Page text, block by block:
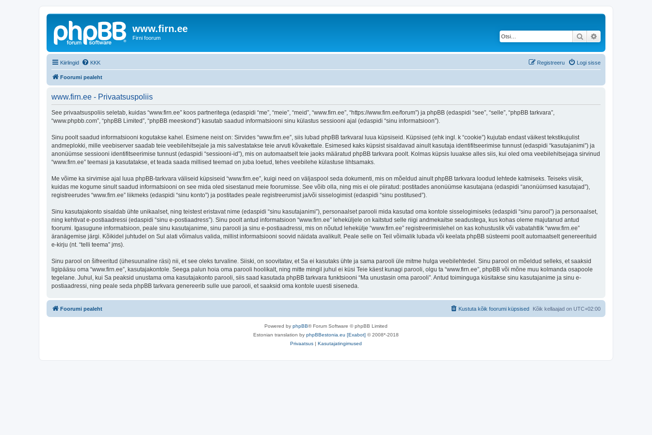
www.firn.ee
Firni foorum Otsi
Kiirlingid KKK Logi sisse
Registreeru
Foorumi pealeht
www.firn.ee - Privaatsuspoliis
See privaatsuspoliis seletab, kuidas “www.firn.ee” koos partneritega (edaspidi “me”, “meie”, “meid”, “www.firn.ee”, “https://www.firn.ee/forum”) ja phpBB (edaspidi “see”, “selle”, “phpBB tarkvara”,
“www.phpbb.com”, “phpBB Limited”, “phpBB meeskond”) kasutab saadud informatsiooni sinu külastus sessiooni ajal (edaspidi “sinu informatsioon”).
Sinu poolt saadud informatsiooni kogutakse kahel. Esimene neist on: Sirvides “www.firn.ee”, siis lubad phpBB tarkvaral luua küpsiseid. Küpsised (ehk ingl. k “cookie”) kujutab endast väikest tekstikujulist
andmeplokki, mille veebiserver saadab teie veebilehitsejale ja mis salvestatakse teie arvuti kõvakettale. Esimesed kaks küpsist sisaldavad ainult kasutaja identifitseerimise tunnust (edaspidi “kasutajanimi”) ja
anonüümse sessiooni identifitseerimise tunnust (edaspidi “sessiooni-id”), mis on automaatselt teie jaoks määratud phpBB tarkvara poolt. Kolmas küpsis luuakse alles siis, kui oled oma veebilehitsejaga sirvinud
“www.firn.ee” teemasi ja kasutatakse, et teada saada millised teemad on juba loetud, tehes veebilehe külastuse lihtsamaks.
Me võime ka sirvimise ajal luua phpBB-tarkvara väliseid küpsiseid “www.firn.ee”, kuigi need on väljaspool seda dokumenti, mis on mõeldud ainult phpBB tarkvara loodud lehtede katmiseks. Teiseks viisik,
kuidas me kogume sinult saadud informatsiooni on see mida oled sisestanud meie foorumisse. See võib olla, ning mis ei ole piiratud: postitades anonüümse kasutajana (edaspidi “anonüümsed kasutajad”),
registreerudes “www.firn.ee” liikmeks (edaspidi “sinu konto”) ja postitades peale registreerumist ja/või sisselogimist (edaspidi “sinu postitused”).
Sinu kasutajakonto sisaldab ühte unikaalset, ning teistest eristavat nime (edaspidi “sinu kasutajanimi”), personaalset parooli mida kasutad oma kontole sisselogimiseks (edaspidi “sinu parool”) ja personaalset,
ning kehtivat e-postiaadressi (edaspidi “sinu e-postiaadress”). Sinu poolt antud informatsioon “www.firn.ee” leheküljele on kaitstud selle riigi andmekaitse seadustega, kus kohas oleme majutanud antud
foorumi. Igasugune informatsioon, peale sinu kasutajanime, sinu parooli ja sinu e-postiaadressi, mis on nõutud lehekülje “www.firn.ee” registreerimislehel on kas kohustuslik või vabatahtlik “www.firn.ee”
äranägemise järgi. Kõikidel juhtudel on Sul alati võimalus valida, millist informatsiooni soovid näidata avalikult. Peale selle on Teil võimalik lubada või keelata phpBB süsteemi poolt automaatselt genereerituid
e-kirju (nt. “telli teema” jms).
Sinu parool on šifreeritud (ühesuunaline räsi) nii, et see oleks turvaline. Siiski, on soovitatav, et Sa ei kasutaks ühte ja sama parooli üle mitme hulga veebilehtedel. Sinu parool on mõeldud selleks, et saaksid
ligipääsu oma “www.firn.ee”, kasutajakontole. Seega palun hoia oma parooli hoolikalt, ning mitte mingil juhul ei küsi Teie käest kunagi parooli, olgu ta “www.firn.ee”, phpBB või mõne muu kolmanda osapoole
tegelane. Juhul, kui Sa peaksid unustama oma kasutajakonto parooli, siis saad kasutada phpBB tarkvara funktsiooni “Ma unustasin oma parooli”. Antud toiminguga küsitakse sinu kasutajanime ja sinu e-
postiaadressi, ning peale seda phpBB tarkvara genereerib sulle uue parooli, et saaksid oma kontole uuesti siseneda.
Foorumi pealeht Kõik kellaajad on UTC+02:00
Kustuta kõik foorumi küpsised
Powered by phpBB® Forum Software © phpBB Limited
Estonian translation by phpBBestonia.eu [Exabot] © 2008*-2018
Privaatsus | Kasutajatingimused